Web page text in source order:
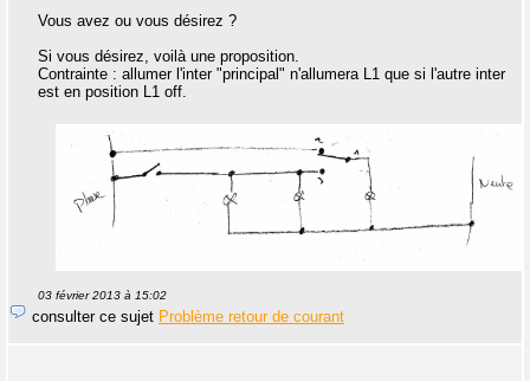
Vous avez ou vous désirez ?
Si vous désirez, voilà une proposition.
Contrainte : allumer l'inter "principal" n'allumera L1 que si l'autre inter
est en position L1 off.
03 février 2013 à 15:02
consulter ce sujet Problème retour de courant